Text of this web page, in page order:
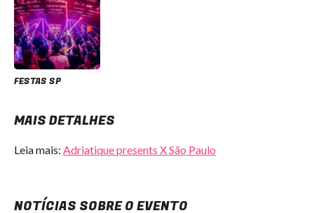
FESTAS SP
MAIS DETALHES
Leia mais: Adriatique presents X São Paulo
NOTÍCIAS SOBRE O EVENTO